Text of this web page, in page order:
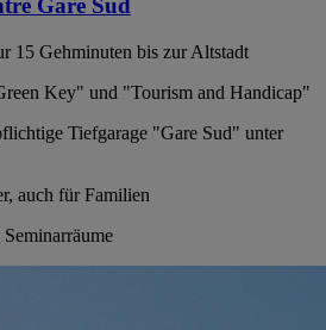
Gare Sud
15 Gehminuten bis zur Altstadt
Key" und "Tourism and Handicap"
Tiefgarage "Gare Sud" unter
auch für Familien